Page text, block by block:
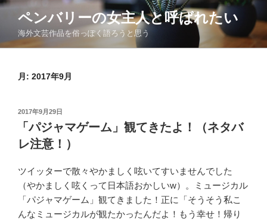
コ
ン
ペンバリーの女主人と呼ばれたい
海外文芸作品を俗っぽく語ろうと思う
月: 2017年9月
投
2017年9月29日
「パジャマゲーム」観てきたよ！（ネタバ
レ注意！）
ツイッターで散々やかましく呟いてすいませんでした
（やかましく呟くって日本語おかしいw）。ミュージカル
「パジャマゲーム」観てきました！正に「そうそう私こ
んなミュージカルが観たかったんだよ！もう幸せ！帰り